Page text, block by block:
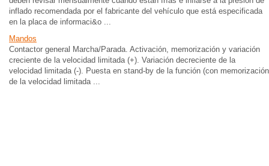
inflado recomendada por el fabricante del vehículo que está especificada
en la placa de informaci&o ...
Mandos
Contactor general Marcha/Parada. Activación, memorización y variación
creciente de la velocidad limitada (+). Variación decreciente de la
velocidad limitada (-). Puesta en stand-by de la función (con memorización
de la velocidad limitada ...